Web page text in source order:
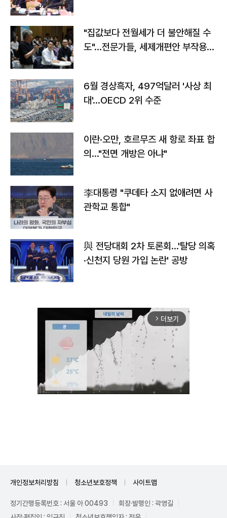
"집값보다 전월세가 더 불안해질 수
도"…전문가들, 세제개편안 부작용
6월 경상흑자, 497억달러 '사상 최
대'…OECD 2위 수준
이란·오만, 호르무즈 새 항로 좌표 합
의…"전면 개방은 아냐"
李대통령 "쿠데타 소지 없애려면 사
관학교 통합"
與 전당대회 2차 토론회…'탈당 의혹
·신천지 당원 가입 논란' 공방
arrow_forward_ios 더보기
개인정보처리방침 청소년보호정책 사이트맵
정기간행등록번호 : 서울 아 00493
회장·발행인 : 곽영길